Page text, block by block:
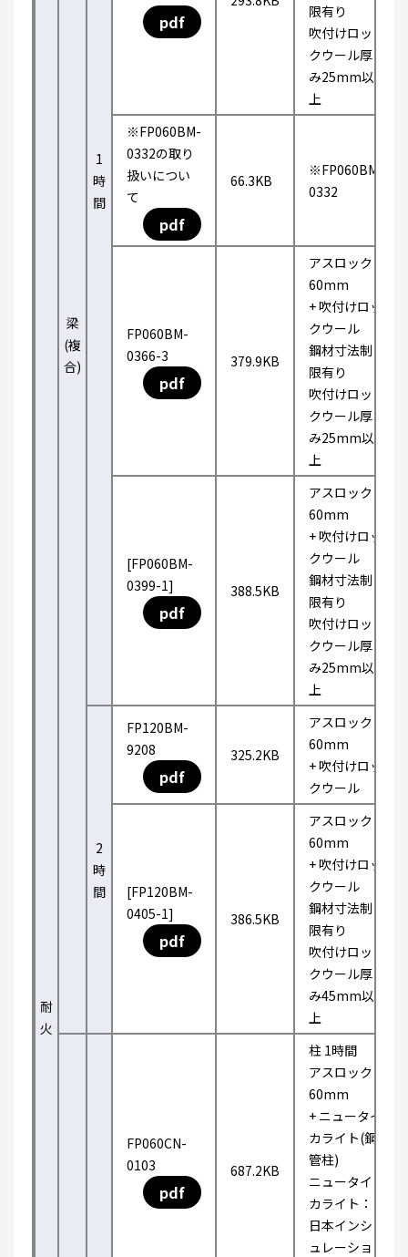
耐
火
梁
(複
合)
1
時
間
pdf
限有り
吹付けロッ
クウール厚
み25mm以
上
※FP060BM-
0332の取り
扱いについ
て
pdf
66.3KB
※FP060BM-
0332
FP060BM-
0366-3
pdf
379.9KB
アスロック
60mm
+ 吹付けロッ
クウール
鋼材寸法制
限有り
吹付けロッ
クウール厚
み25mm以
上
[FP060BM-
0399-1]
pdf
388.5KB
アスロック
60mm
+ 吹付けロッ
クウール
鋼材寸法制
限有り
吹付けロッ
クウール厚
み25mm以
上
2
時
間
FP120BM-
9208
pdf
325.2KB
アスロック
60mm
+ 吹付けロッ
クウール
[FP120BM-
0405-1]
pdf
386.5KB
アスロック
60mm
+ 吹付けロッ
クウール
鋼材寸法制
限有り
吹付けロッ
クウール厚
み45mm以
上
FP060CN-
0103
pdf
687.2KB
柱 1時間
アスロック
60mm
+ ニュータイ
カライト(鋼
管柱)
ニュータイ
カライト：
日本インシ
ュレーショ